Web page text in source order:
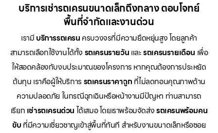
บริการเช่ารถเครนขนาดเล็กถึงกลาง ตอบโจทย์
พื้นที่จำกัดและงานด่วน
เรามี บริการรถเครน ครบวงจรที่มีความยืดหยุ่นสูง โดยลูกค้า
สามารถเลือกใช้งานได้ทั้ง รถเครนรายวัน และรถเครนรายเดือน เพื่อ
ให้สอดคล้องกับงบประมาณของโครงการ หากคุณต้องการประหยัด
ต้นทุน เราคือผู้ให้บริการ รถเครนราคาถูกที่ไม่ลดทอนคุณภาพด้าน
ความปลอดภัย ในกรณีฉุกเฉินหรือหน้างานมีปัญหา ท่านสามารถ
เรียก เช่ารถเครนด่วน ได้เสมอ โดยเราพร้อมจัดส่งรถเครนพร้อมคน
ขับ ที่มีความเชี่ยวชาญเข้าสู่พื้นที่ทันที สำหรับงานขนาดเล็กหรือซอย